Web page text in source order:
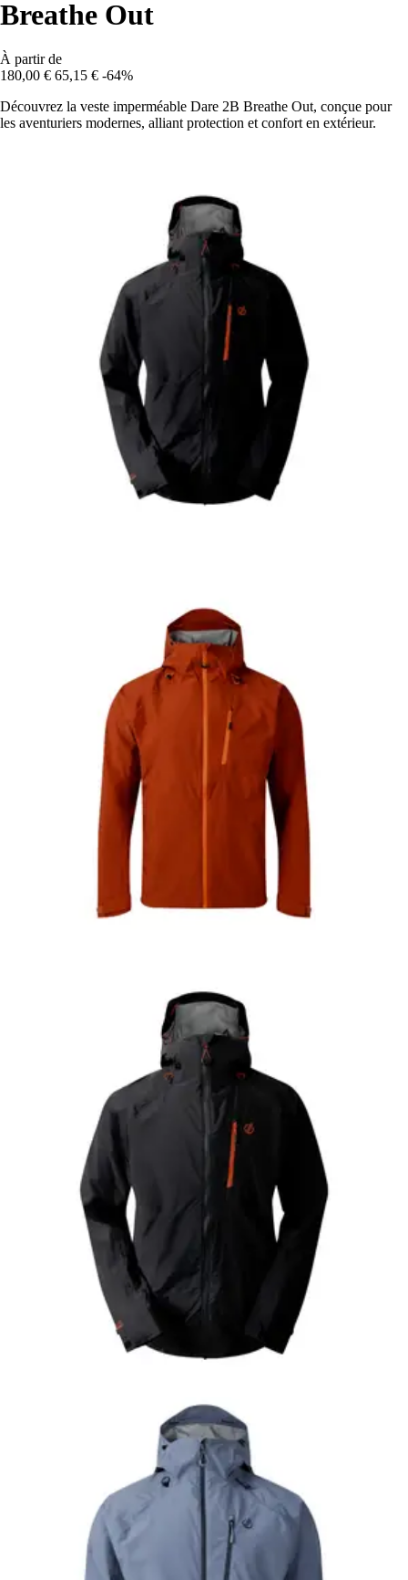
Breathe Out
À partir de
180,00 € 65,15 € -64%
Découvrez la veste imperméable Dare 2B Breathe Out, conçue pour
les aventuriers modernes, alliant protection et confort en extérieur.